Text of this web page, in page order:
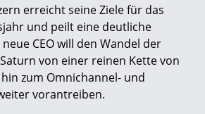
erreicht seine Ziele für das
und peilt eine deutliche
CEO will den Wandel der
von einer reinen Kette von
zum Omnichannel- und
vorantreiben.